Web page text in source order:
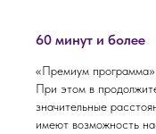
60 минут и более
«Премиум
При этом в
значительные
имеют возможность